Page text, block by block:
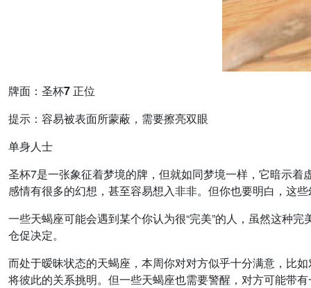
牌面：圣杯7 正位
提示：容易被表面所蒙蔽，需要擦亮双眼
单身人士
圣杯7是一张象征着梦境的牌，但就如同梦境一样，它暗示
感情有很多的幻想，甚至容易想入非非。但你也要明白，这
一些天蝎座可能会遇到某个你认为很“完美”的人，虽然这种
仓促决定。
而处于暧昧状态的天蝎座，本周你对对方似乎十分满意，比
将彼此的关系挑明。但一些天蝎座也需要警醒，对方可能带